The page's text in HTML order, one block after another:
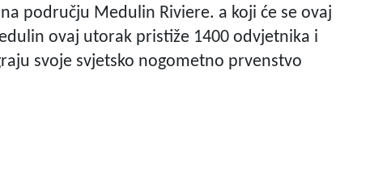
području Medulin Riviere. a koji će se ovaj
ovaj utorak pristiže 1400 odvjetnika i
svoje svjetsko nogometno prvenstvo